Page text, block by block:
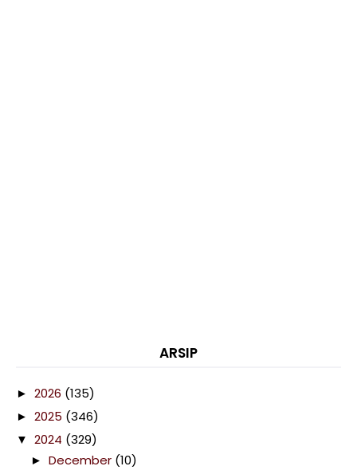
ARSIP
► 2026 (135)
► 2025 (346)
▼ 2024 (329)
► December (10)